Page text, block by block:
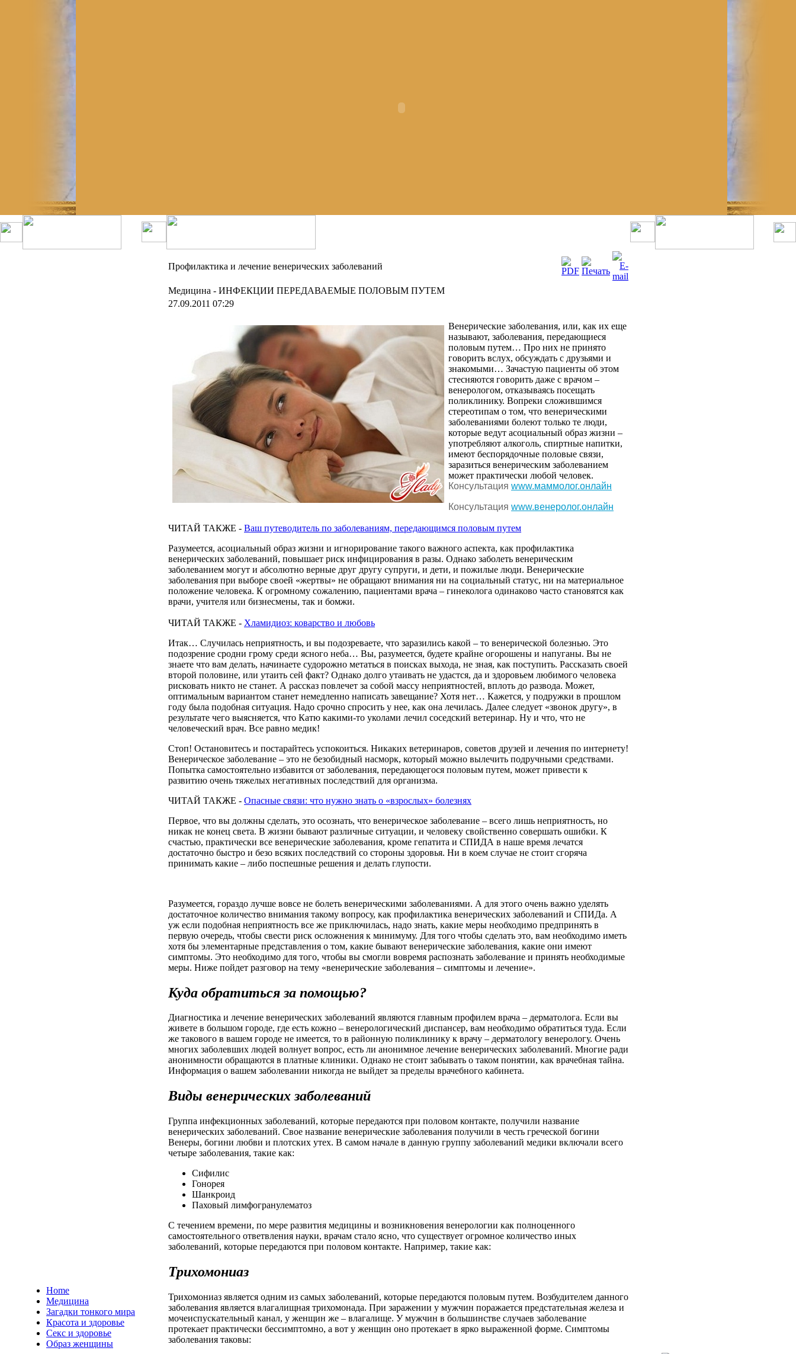
Home
Медицина
Загадки тонкого мира
Красота и здоровье
Секс и здоровье
Образ женщины
Профилактика и лечение венерических заболеваний
Медицина - ИНФЕКЦИИ ПЕРЕДАВАЕМЫЕ ПОЛОВЫМ ПУТЕМ
27.09.2011 07:29
Венерические заболевания, или, как их еще
называют, заболевания, передающиеся
половым путем… Про них не принято
говорить вслух, обсуждать с друзьями и
знакомыми… Зачастую пациенты об этом
стесняются говорить даже с врачом –
венерологом, отказываясь посещать
поликлинику. Вопреки сложившимся
стереотипам о том, что венерическими
заболеваниями болеют только те люди,
которые ведут асоциальный образ жизни –
употребляют алкоголь, спиртные напитки,
имеют беспорядочные половые связи,
заразиться венерическим заболеванием
может практически любой человек.
Консультация www.маммолог.онлайн
Консультация www.венеролог.онлайн
ЧИТАЙ ТАКЖЕ - Ваш путеводитель по заболеваниям, передающимся половым путем
Разумеется, асоциальный образ жизни и игнорирование такого важного аспекта, как профилактика
венерических заболеваний, повышает риск инфицирования в разы. Однако заболеть венерическим
заболеванием могут и абсолютно верные друг другу супруги, и дети, и пожилые люди. Венерические
заболевания при выборе своей «жертвы» не обращают внимания ни на социальный статус, ни на материальное
положение человека. К огромному сожалению, пациентами врача – гинеколога одинаково часто становятся как
врачи, учителя или бизнесмены, так и бомжи.
ЧИТАЙ ТАКЖЕ - Хламидиоз: коварство и любовь
Итак… Случилась неприятность, и вы подозреваете, что заразились какой – то венерической болезнью. Это
подозрение сродни грому среди ясного неба… Вы, разумеется, будете крайне огорошены и напуганы. Вы не
знаете что вам делать, начинаете судорожно метаться в поисках выхода, не зная, как поступить. Рассказать своей
второй половине, или утаить сей факт? Однако долго утаивать не удастся, да и здоровьем любимого человека
рисковать никто не станет. А рассказ повлечет за собой массу неприятностей, вплоть до развода. Может,
оптимальным вариантом станет немедленно написать завещание? Хотя нет… Кажется, у подружки в прошлом
году была подобная ситуация. Надо срочно спросить у нее, как она лечилась. Далее следует «звонок другу», в
результате чего выясняется, что Катю какими-то уколами лечил соседский ветеринар. Ну и что, что не
человеческий врач. Все равно медик!
Стоп! Остановитесь и постарайтесь успокоиться. Никаких ветеринаров, советов друзей и лечения по интернету!
Венерическое заболевание – это не безобидный насморк, который можно вылечить подручными средствами.
Попытка самостоятельно избавится от заболевания, передающегося половым путем, может привести к
развитию очень тяжелых негативных последствий для организма.
ЧИТАЙ ТАКЖЕ - Опасные связи: что нужно знать о «взрослых» болезнях
Первое, что вы должны сделать, это осознать, что венерическое заболевание – всего лишь неприятность, но
никак не конец света. В жизни бывают различные ситуации, и человеку свойственно совершать ошибки. К
счастью, практически все венерические заболевания, кроме гепатита и СПИДА в наше время лечатся
достаточно быстро и безо всяких последствий со стороны здоровья. Ни в коем случае не стоит сгоряча
принимать какие – либо поспешные решения и делать глупости.
Разумеется, гораздо лучше вовсе не болеть венерическими заболеваниями. А для этого очень важно уделять
достаточное количество внимания такому вопросу, как профилактика венерических заболеваний и СПИДа. А
уж если подобная неприятность все же приключилась, надо знать, какие меры необходимо предпринять в
первую очередь, чтобы свести риск осложнения к минимуму. Для того чтобы сделать это, вам необходимо иметь
хотя бы элементарные представления о том, какие бывают венерические заболевания, какие они имеют
симптомы. Это необходимо для того, чтобы вы смогли вовремя распознать заболевание и принять необходимые
меры. Ниже пойдет разговор на тему «венерические заболевания – симптомы и лечение».
Куда обратиться за помощью?
Диагностика и лечение венерических заболеваний являются главным профилем врача – дерматолога. Если вы
живете в большом городе, где есть кожно – венерологический диспансер, вам необходимо обратиться туда. Если
же такового в вашем городе не имеется, то в районную поликлинику к врачу – дерматологу венерологу. Очень
многих заболевших людей волнует вопрос, есть ли анонимное лечение венерических заболеваний. Многие ради
анонимности обращаются в платные клиники. Однако не стоит забывать о таком понятии, как врачебная тайна.
Информация о вашем заболевании никогда не выйдет за пределы врачебного кабинета.
Виды венерических заболеваний
Группа инфекционных заболеваний, которые передаются при половом контакте, получили название
венерических заболеваний. Свое название венерические заболевания получили в честь греческой богини
Венеры, богини любви и плотских утех. В самом начале в данную группу заболеваний медики включали всего
четыре заболевания, такие как:
Сифилис
Гонорея
Шанкроид
Паховый лимфогранулематоз
С течением времени, по мере развития медицины и возникновения венерологии как полноценного
самостоятельного ответвления науки, врачам стало ясно, что существует огромное количество иных
заболеваний, которые передаются при половом контакте. Например, такие как:
Трихомониаз
Трихомониаз является одним из самых заболеваний, которые передаются половым путем. Возбудителем данного
заболевания является влагалищная трихомонада. При заражении у мужчин поражается предстательная железа и
мочеиспускательный канал, у женщин же – влагалище. У мужчин в большинстве случаев заболевание
протекает практически бессимптомно, а вот у женщин оно протекает в ярко выраженной форме. Симптомы
заболевания таковы: